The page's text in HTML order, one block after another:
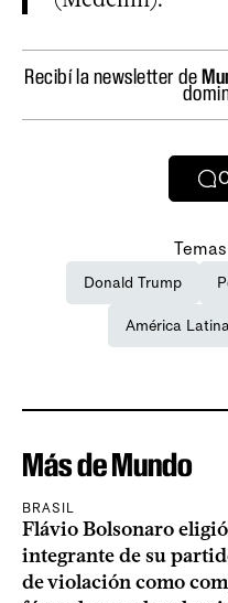
Recibí la newsletter de
Donald Trump
América
Más de Mundo
BRASIL
Flávio Bolsonaro
integrante de su
de violación como